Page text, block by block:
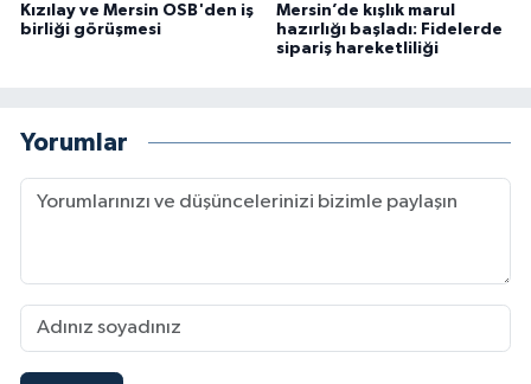
Kızılay ve Mersin OSB'den iş
birliği görüşmesi
Mersin’de kışlık marul
hazırlığı başladı: Fidelerde
sipariş hareketliliği
Yorumlar